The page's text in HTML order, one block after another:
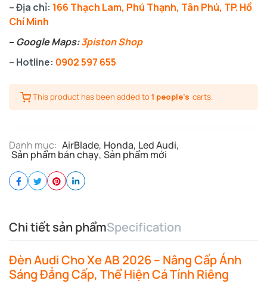
– Địa chỉ: 166 Thạch Lam, Phú Thạnh, Tân Phú, TP. Hồ
Chí Minh
– Google Maps:3piston Shop
– Hotline: 0902 597 655
This product has been added to1 people's carts.
Danh mục: AirBlade, Honda, Led Audi,
Sản phẩm bán chạy, Sản phẩm mới
Chi tiết sản phẩmSpecification
Đèn Audi Cho Xe AB 2026 – Nâng Cấp Ánh
Sáng Đẳng Cấp, Thể Hiện Cá Tính Riêng